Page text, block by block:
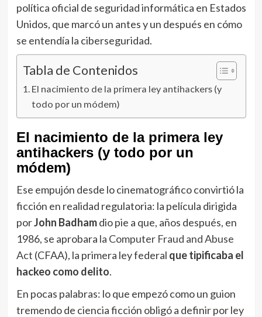
política oficial de seguridad informática en Estados
Unidos, que marcó un antes y un después en cómo
se entendía la ciberseguridad.
Tabla de Contenidos
El nacimiento de la primera ley antihackers (y
todo por un módem)
El nacimiento de la primera ley
antihackers (y todo por un
módem)
Ese empujón desde lo cinematográfico convirtió la
ficción en realidad regulatoria: la película dirigida
porJohn Badhamdio pie a que, años después, en
1986, se aprobara la Computer Fraud and Abuse
Act (CFAA), la primera ley federal que tipificaba el
hackeo como delito.
En pocas palabras: lo que empezó como un guion
tremendo de ciencia ficción obligó a definir por ley